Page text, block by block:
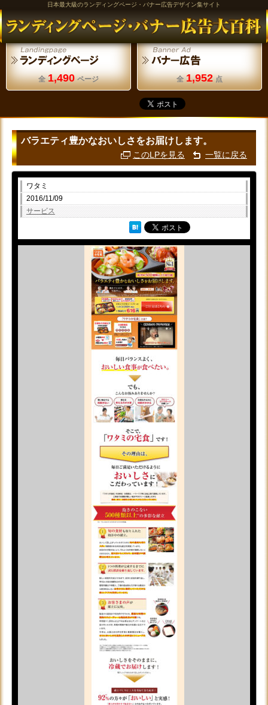
日本最大級のランディングページ・バナー広告デザイン集サイト
全 1,490 ページ 全 1,952 点
バラエティ豊かなおいしさをお届けします。
このLPを見る 一覧に戻る
ワタミ
2016/11/09
サービス